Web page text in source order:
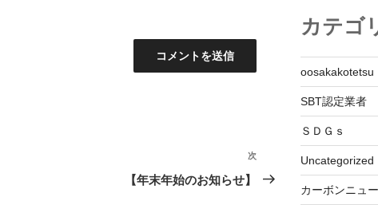
次
の
次
【年末年始のお知らせ】
カテゴ
oosakakotetsu
SBT認定業者
ＳＤＧｓ
Uncategorized
カーボンニュ